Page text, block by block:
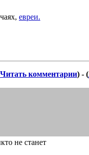
евреи.
Читать комментарии) - (
не станет